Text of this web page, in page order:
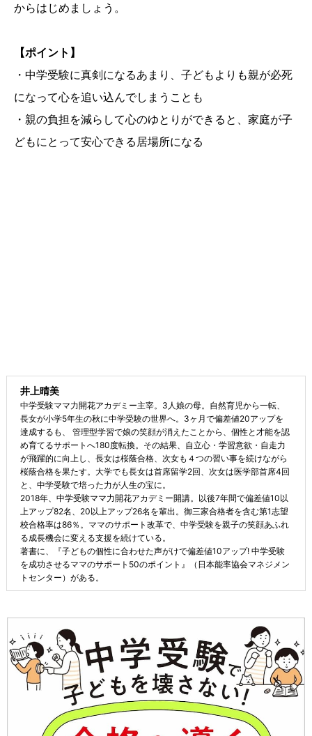
からはじめましょう。
【ポイント】
・中学受験に真剣になるあまり、子どもよりも親が必死
になって心を追い込んでしまうことも
・親の負担を減らして心のゆとりができると、家庭が子
どもにとって安心できる居場所になる
井上晴美
中学受験ママ力開花アカデミー主宰。3人娘の母。自然育児から一転、
長女が小学5年生の秋に中学受験の世界へ。3ヶ月で偏差値20アップを
達成するも、 管理型学習で娘の笑顔が消えたことから、個性と才能を認
め育てるサポートへ180度転換。その結果、自立心・学習意欲・自走力
が飛躍的に向上し、長女は桜蔭合格、次女も４つの習い事を続けながら
桜蔭合格を果たす。大学でも長女は首席留学2回、次女は医学部首席4回
と、中学受験で培った力が人生の宝に。
2018年、中学受験ママ力開花アカデミー開講。以後7年間で偏差値10以
上アップ82名、20以上アップ26名を輩出。御三家合格者を含む第1志望
校合格率は86％。ママのサポート改革で、中学受験を親子の笑顔あふれ
る成長機会に変える支援を続けている。
著書に、『子どもの個性に合わせた声がけで偏差値10アップ! 中学受験
を成功させるママのサポート50のポイント』（日本能率協会マネジメン
トセンター）がある。